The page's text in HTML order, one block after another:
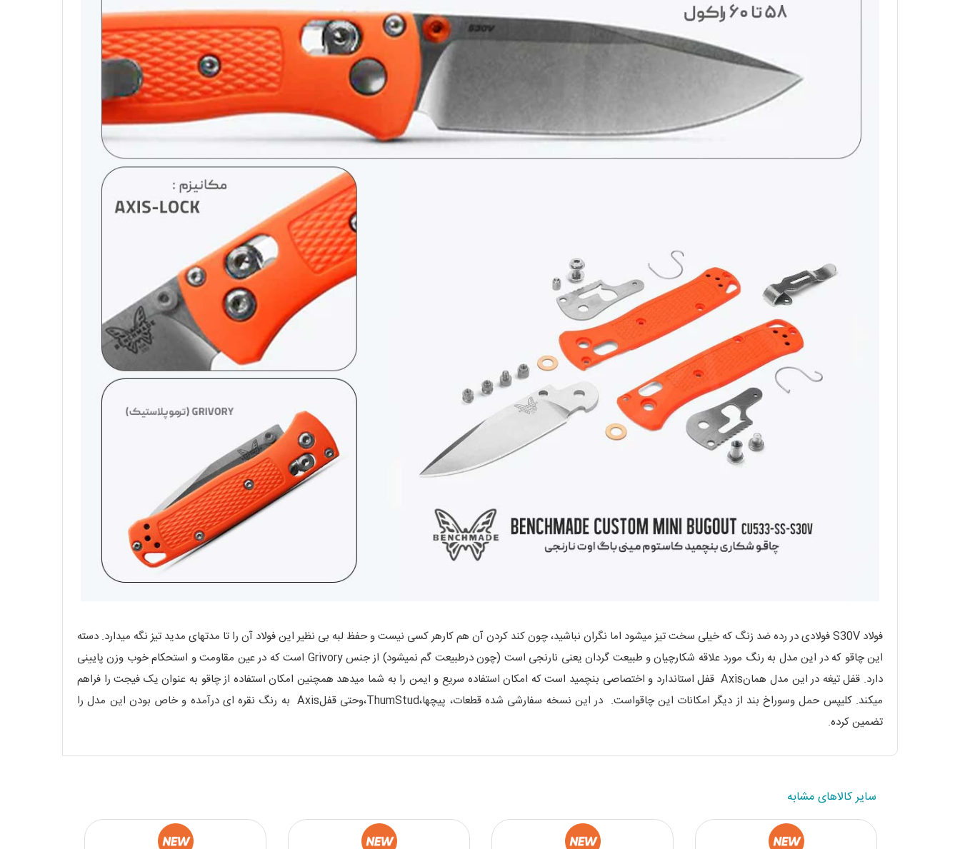
فولاد S30V فولادی در رده ضد زنگ که خیلی سخت تیز میشود اما نگران نباشید، چون کند کردن آن هم کارهر کسی نیست و حفظ لبه بی نظیر این فولاد آن را تا مدتهای مدید تیز نگه میدارد. دسته
این چاقو که در این مدل به رنگ مورد علاقه شکارچیان و طبیعت گردان یعنی نارنجی است (چون درطبیعت گم نمیشود) از جنس Grivory است که در عین مقاومت و استحکام خوب وزن پایینی
دارد. قفل تیغه در این مدل همانAxis قفل استاندارد و اختصاصی بنچمید است که امکان استفاده سریع و ایمن را به شما میدهد همچنین امکان استفاده از چاقو به عنوان یک فیجت را فراهم
میکند. کلیپس حمل وسوراخ بند از دیگر امکانات این چاقواست. در این نسخه سفارشی شده قطعات، پیچها،ThumStud،وحتی قفلAxis به رنگ نقره ای درآمده و خاص بودن این مدل را
تضمین کرده.
سایر کالاهای مشابه